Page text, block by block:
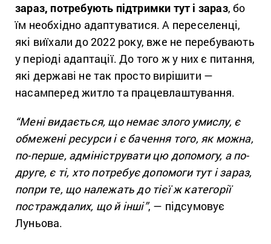
зараз, потребують підтримки тут і зараз, бо
їм необхідно адаптуватися. А переселенці,
які виїхали до 2022 року, вже не перебувають
у періоді адаптації. До того ж у них є питання,
які державі не так просто вирішити —
насамперед житло та працевлаштування.
“Мені видається, що немає злого умислу, є
обмежені ресурси і є бачення того, як можна,
по-перше, адмініструвати цю допомогу, а по-
друге, є ті, хто потребує допомоги тут і зараз,
попри те, що належать до тієї ж категорії
постраждалих, що й інші”, — підсумовує
Луньова.